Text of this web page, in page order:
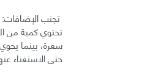
تجنب الإضافات:
حتى الاستغناء